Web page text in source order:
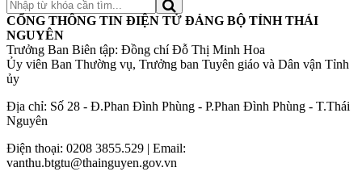
CỔNG THÔNG TIN ĐIỆN TỬ ĐẢNG BỘ TỈNH THÁI
NGUYÊN
Trưởng Ban Biên tập: Đồng chí Đỗ Thị Minh Hoa
Ủy viên Ban Thường vụ, Trưởng ban Tuyên giáo và Dân vận Tỉnh
ủy
Địa chỉ: Số 28 - Đ.Phan Đình Phùng - P.Phan Đình Phùng - T.Thái
Nguyên
Điện thoại: 0208 3855.529 | Email:
vanthu.btgtu@thainguyen.gov.vn